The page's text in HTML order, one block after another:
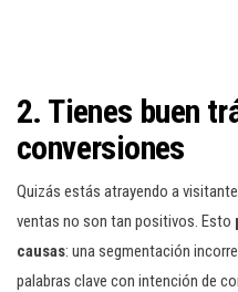
2. Tienes buen
conversiones
Quizás estás atrayendo a
ventas no son tan positivos. Esto
causas: una segmentación
palabras clave con intención de